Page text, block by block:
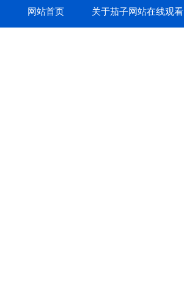
网站首页 关于茄子网站在线观看